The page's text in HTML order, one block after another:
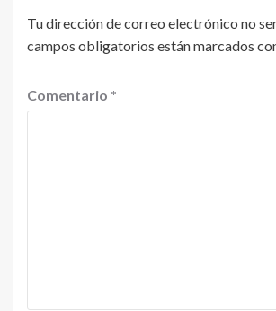
Tu dirección de correo electrónico no
campos obligatorios están marcados
Comentario *